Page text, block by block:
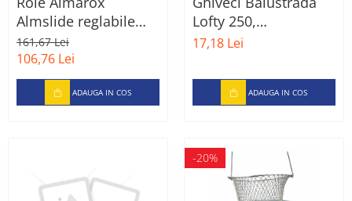
Almslide reglabile
pentru copii, 35-38,
Albastru
161,67 Lei
106,76 Lei
ADAUGA IN COS
Lofty 250,
Teracota,16.5 cm
17,18 Lei
ADAUGA IN COS
-20%